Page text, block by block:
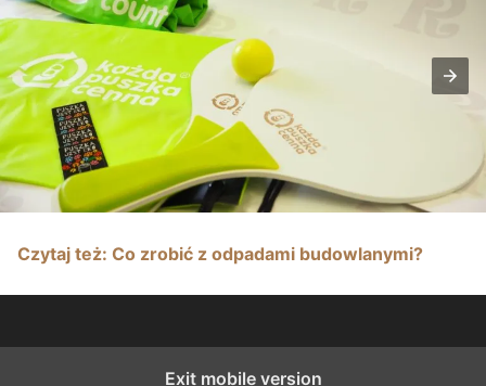
Czytaj też: Co zrobić z odpadami budowlanymi?
Exit mobile version